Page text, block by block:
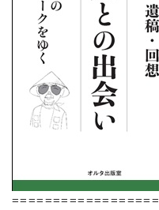
==================